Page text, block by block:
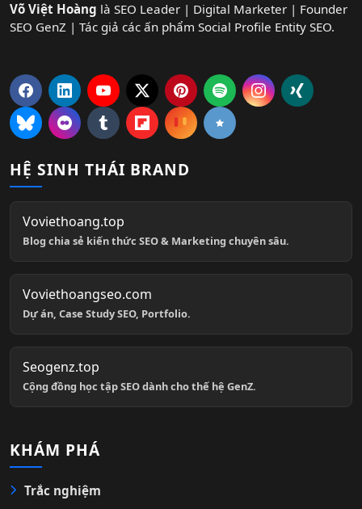
Võ Việt Hoàng là SEO Leader | Digital Marketer | Founder
SEO GenZ | Tác giả các ấn phẩm Social Profile Entity SEO.
HỆ SINH THÁI BRAND
Voviethoang.top
Blog chia sẻ kiến thức SEO & Marketing chuyên sâu.
Voviethoangseo.com
Dự án, Case Study SEO, Portfolio.
Seogenz.top
Cộng đồng học tập SEO dành cho thế hệ GenZ.
KHÁM PHÁ
Trắc nghiệm